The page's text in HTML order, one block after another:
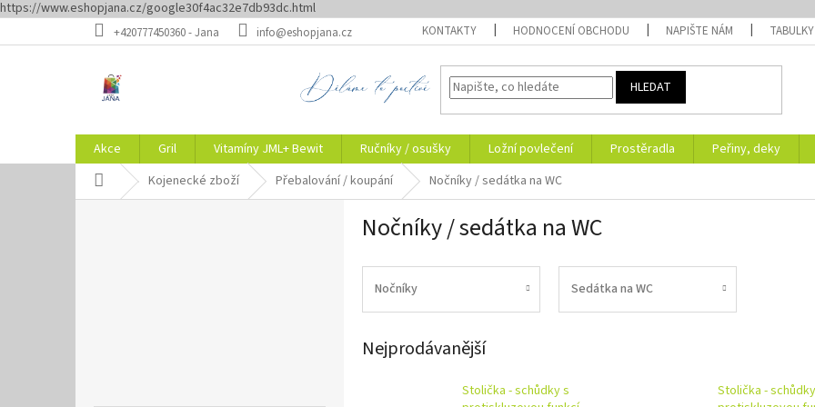
https://www.eshopjana.cz/google30f4ac32e7db93dc.html
na
+420777450360 - Jana info@eshopjana.cz KONTAKTY HODNOCENÍ OBCHODU NAPIŠTE NÁM TABULKY
HLEDAT
Akce Gril Vitamíny JML+ Bewit Ručníky / osušky Ložní povlečení Prostěradla Peřiny, deky
Domů Kojenecké zboží Přebalování / koupání Nočníky / sedátka na WC
Nočníky / sedátka na WC
Nočníky Sedátka na WC
Nejprodávanější
Stolička - schůdky s
Stolička -